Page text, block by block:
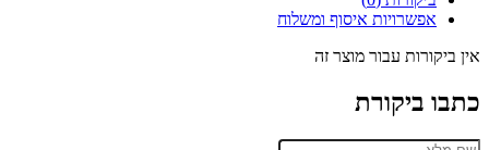
אפשרויות איסוף ומשלוח
אין ביקורות עבור מוצר זה
כתבו ביקורת